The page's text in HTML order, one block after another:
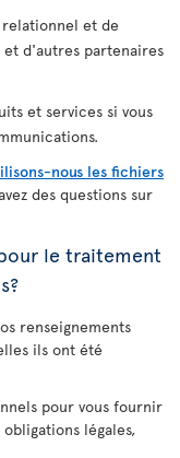
relationnel et de
et d'autres partenaires
et services si vous
nous les fichiers
des questions sur
le traitement
renseignements
ils ont été
pour vous fournir
légales,